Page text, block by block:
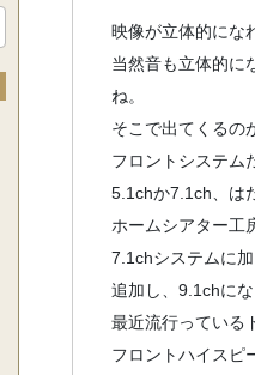
映像が立体的にな
当然音も立体的に
ね。
そこで出てくるの
フロントシステム
5.1chか7.1ch、は
ホームシアター工
7.1chシステムに
追加し、9.1chにな
最近流行っている
フロントハイスピ